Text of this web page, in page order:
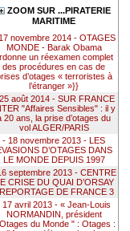
ZOOM SUR ...PIRATERIE
MARITIME
novembre 2014 - OTAGES
MONDE - Barak Obama
un réexamen complet
des procédures en cas de
d’otages « terroristes à
l’étranger »}}
août 2014 - SUR FRANCE
"Affaires Sensibles" : il y
20 ans, la prise d’otages du
vol ALGER/PARIS
- 18 novembre 2013 - LES
D’OTAGES DANS
LE MONDE DEPUIS 1997
septembre 2013 - CENTRE
CRISE DU QUAI D’ORSAY
DE FRANCE 3
17 avril 2013 - « Jean-Louis
NORMANDIN, président
du Monde " : Otages :